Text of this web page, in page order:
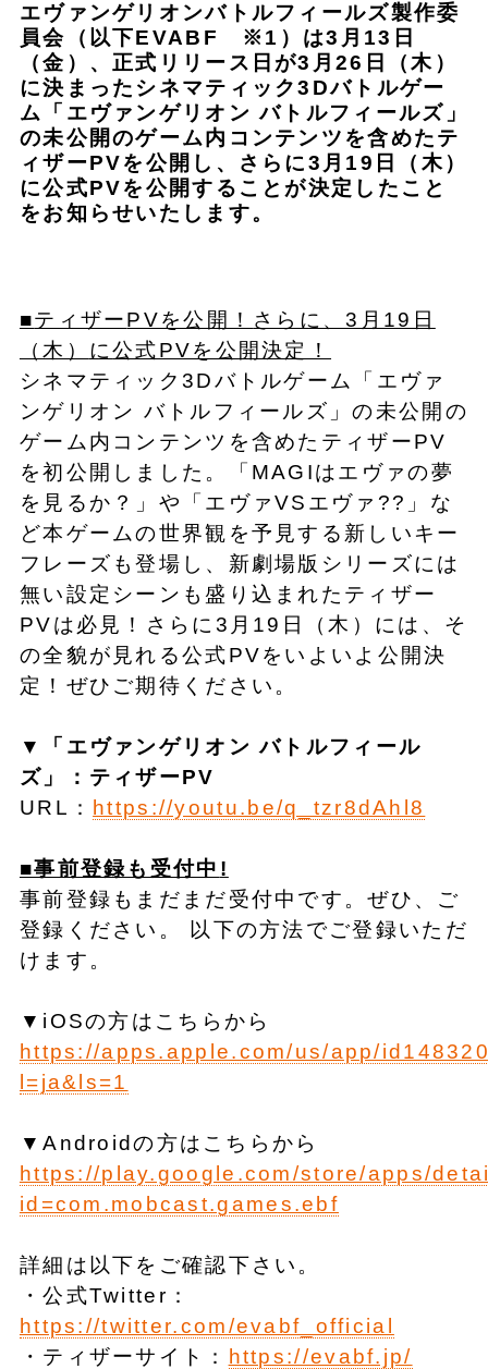
エヴァンゲリオンバトルフィールズ製作委
員会（以下EVABF ※1）は3月13日
（金）、正式リリース日が3月26日（木）
に決まったシネマティック3Dバトルゲー
ム「エヴァンゲリオン バトルフィールズ」
の未公開のゲーム内コンテンツを含めたテ
ィザーPVを公開し、さらに3月19日（木）
に公式PVを公開することが決定したこと
をお知らせいたします。
■ティザーPVを公開！ さらに、3月19日
（木） に公式PVを公開決定！
シネマティック3Dバトルゲーム「エヴァ
ンゲリオン バトルフィールズ」の未公開の
ゲーム内コンテンツを含めたティザーPV
を初公開しました。「MAGIはエヴァの夢
を見るか？」や「エヴァVSエヴァ??」な
ど本ゲームの世界観を予見する新しいキー
フレーズも登場し、新劇場版シリーズには
無い設定シーンも盛り込まれたティザー
PVは必見！さらに3月19日（木）には、そ
の全貌が見れる公式PVをいよいよ公開決
定！ぜひご期待ください。
▼
「エヴァンゲリオン バトルフィール
ズ」： ティザーPV
URL： https://youtu.be/q_tzr8dAhl8
■事前登録も受付中 !
事前登録もまだまだ受付中です。ぜひ、ご
登録ください。 以下の方法でご登録いただ
けます。
▼iOSの方はこちらから
https://apps.apple.com/us/app/
l=ja&ls=1
▼Androidの方はこちらから
https://play.google.com/store/apps/
id=com.mobcast.games.ebf
詳細は以下をご確認下さい。
・公式Twitter：
https://twitter.com/evabf_official
・ティザーサイト： https://evabf.jp/